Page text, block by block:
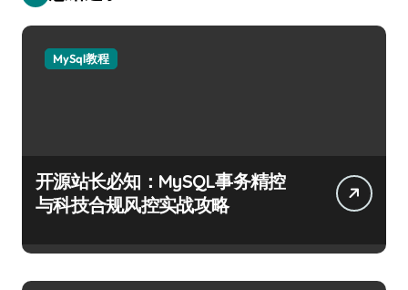
MySql教程
开源站长必知：MySQL事务精控
与科技合规风控实战攻略